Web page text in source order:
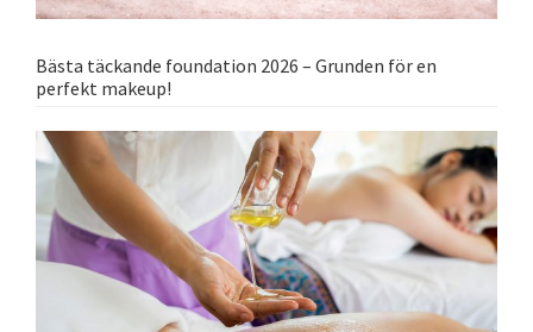
Bästa täckande foundation 2026 – Grunden för en
perfekt makeup!